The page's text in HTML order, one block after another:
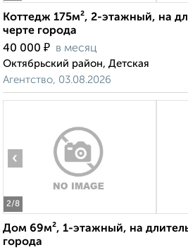
Коттедж 175м², 2-этажный, на
черте города
40 000 ₽ в месяц
Октябрьский район, Детская
Агентство, 03.08.2026
2/8
‹
Дом 69м², 1-этажный, на
города